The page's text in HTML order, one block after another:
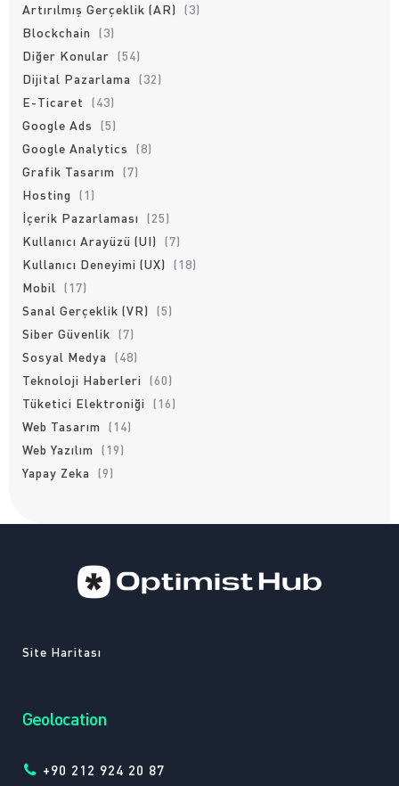
Artırılmış Gerçeklik (AR)
(3)
Blockchain
(3)
Diğer Konular (54)
Dijital Pazarlama
(32)
E-Ticaret
(43)
Google Ads
(5)
Google Analytics
(8)
Grafik Tasarım
(7)
Hosting
(1)
İçerik Pazarlaması
(25)
Kullanıcı Arayüzü (UI)
(7)
Kullanıcı Deneyimi (UX)
(18)
Mobil
(17)
Sanal Gerçeklik (VR)
(5)
Siber Güvenlik (7)
Sosyal Medya
(48)
Teknoloji Haberleri
(60)
Tüketici Elektroniği
(16)
Web Tasarım
(14)
Web Yazılım
(19)
Yapay Zeka
(9)
Site Haritası
Geolocation
+90 212 924 20 87